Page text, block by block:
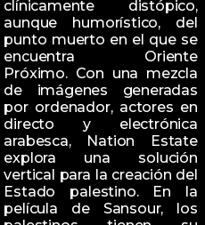
clínicamente distópico,
aunque humorístico, del
punto muerto en el que se
encuentra Oriente
Próximo. Con una mezcla
de imágenes generadas
por ordenador, actores en
directo y electrónica
arabesca, Nation Estate
explora una solución
vertical para la creación del
Estado palestino. En la
película de Sansour, los